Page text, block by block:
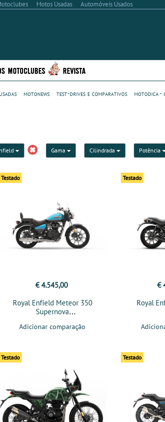
Motos Usadas Automóveis Usados
MOTOCLUBES REVISTA
motonews test-drives e comparativos
motodica -
Gama Cilindrada Potência
Testado
€ 4.545,00
Royal Enfield Meteor 350
Supernova
Adicionar comparação
Testado
€
Royal
Testado Testado